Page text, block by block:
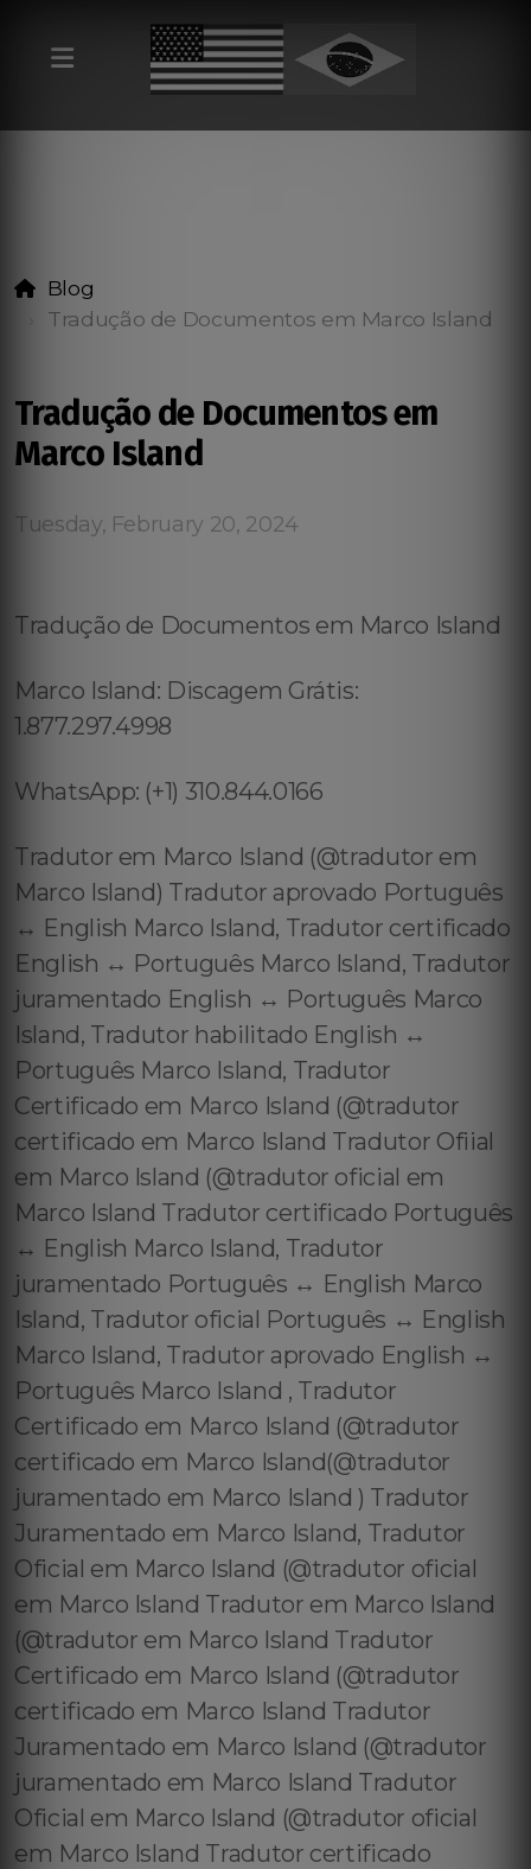
Blog
Tradução de Documentos em Marco Island
Tradução de Documentos em
Marco Island
Tuesday, February 20, 2024
Tradução de Documentos em Marco Island
Marco Island: Discagem Grátis:
1.877.297.4998
WhatsApp: (+1) 310.844.0166
Tradutor em Marco Island (@tradutor em
Marco Island) Tradutor aprovado Português
↔️ English Marco Island, Tradutor certificado
English ↔️ Português Marco Island, Tradutor
juramentado English ↔️ Português Marco
Island, Tradutor habilitado English ↔️
Português Marco Island, Tradutor
Certificado em Marco Island (@tradutor
certificado em Marco Island Tradutor Ofiial
em Marco Island (@tradutor oficial em
Marco Island Tradutor certificado Português
↔️ English Marco Island, Tradutor
juramentado Português ↔️ English Marco
Island, Tradutor oficial Português ↔️ English
Marco Island, Tradutor aprovado English ↔️
Português Marco Island , Tradutor
Certificado em Marco Island (@tradutor
certificado em Marco Island(@tradutor
juramentado em Marco Island ) Tradutor
Juramentado em Marco Island, Tradutor
Oficial em Marco Island (@tradutor oficial
em Marco Island Tradutor em Marco Island
(@tradutor em Marco Island Tradutor
Certificado em Marco Island (@tradutor
certificado em Marco Island Tradutor
Juramentado em Marco Island (@tradutor
juramentado em Marco Island Tradutor
Oficial em Marco Island (@tradutor oficial
em Marco Island Tradutor certificado